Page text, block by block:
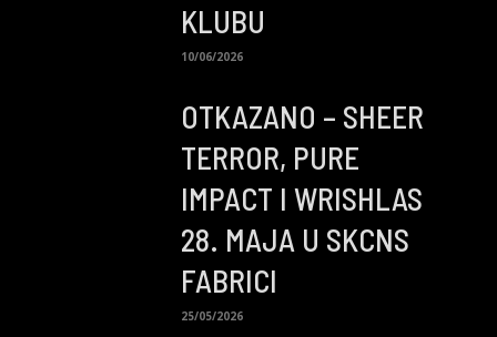
KLUBU
10/06/2026
OTKAZANO – SHEER
TERROR, PURE
IMPACT I WRISHLAS
28. MAJA U SKCNS
FABRICI
25/05/2026